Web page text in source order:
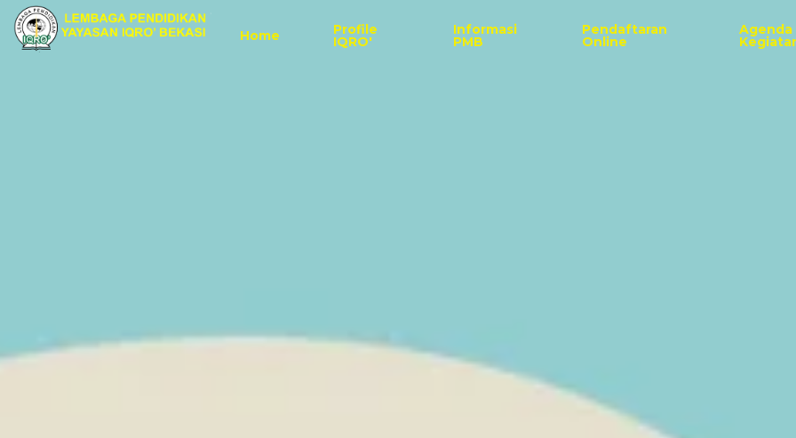
Home Profile
IQRO'
Informasi
PMB
Pendaftaran
Online
Agenda